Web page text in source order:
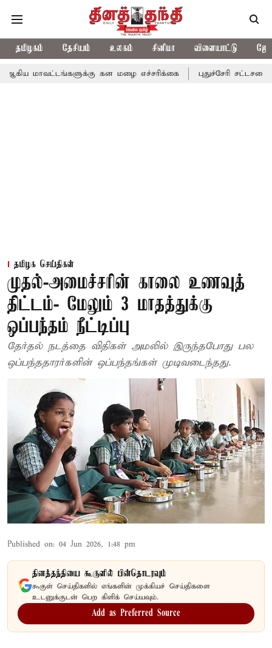
தமிழகம் தேசியம் உலகம் சினிமா விளையாட்டு
கன மழை எச்சரிக்கை புதுச்சேரி சட்டசபையில்
தமிழக செய்திகள்
முதல்-அமைச்சரின் காலை உணவுத்
திட்டம்- மேலும் 3 மாதத்துக்கு
ஒப்பந்தம் நீட்டிப்பு
தேர்தல் நடத்தை விதிகள் அமலில் இருந்தபோது பல
ஒப்பந்ததாரர்களின் ஒப்பந்தங்கள் முடிவடைந்தது.
Published on: 04 Jun 2026, 1:48 pm
தினத்தந்தியை கூகுளில் பின்தொடரவும்
கூகுள் செய்திகளில் எங்களின் முக்கியச் செய்திகளை
உடனுக்குடன் பெற கிளிக் செய்யவும்.
Add as Preferred Source